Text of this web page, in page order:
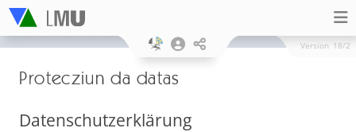
Version 18/2
Protecziun da datas
Datenschutzerklärung